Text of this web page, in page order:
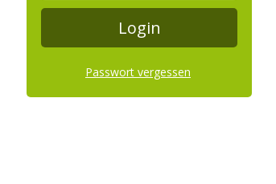
Passwort vergessen